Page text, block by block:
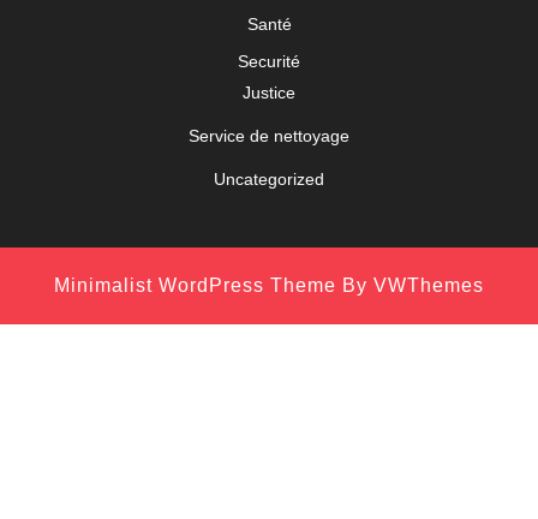
Santé
Securité
Justice
Service de nettoyage
Uncategorized
Minimalist WordPress Theme By VWThemes